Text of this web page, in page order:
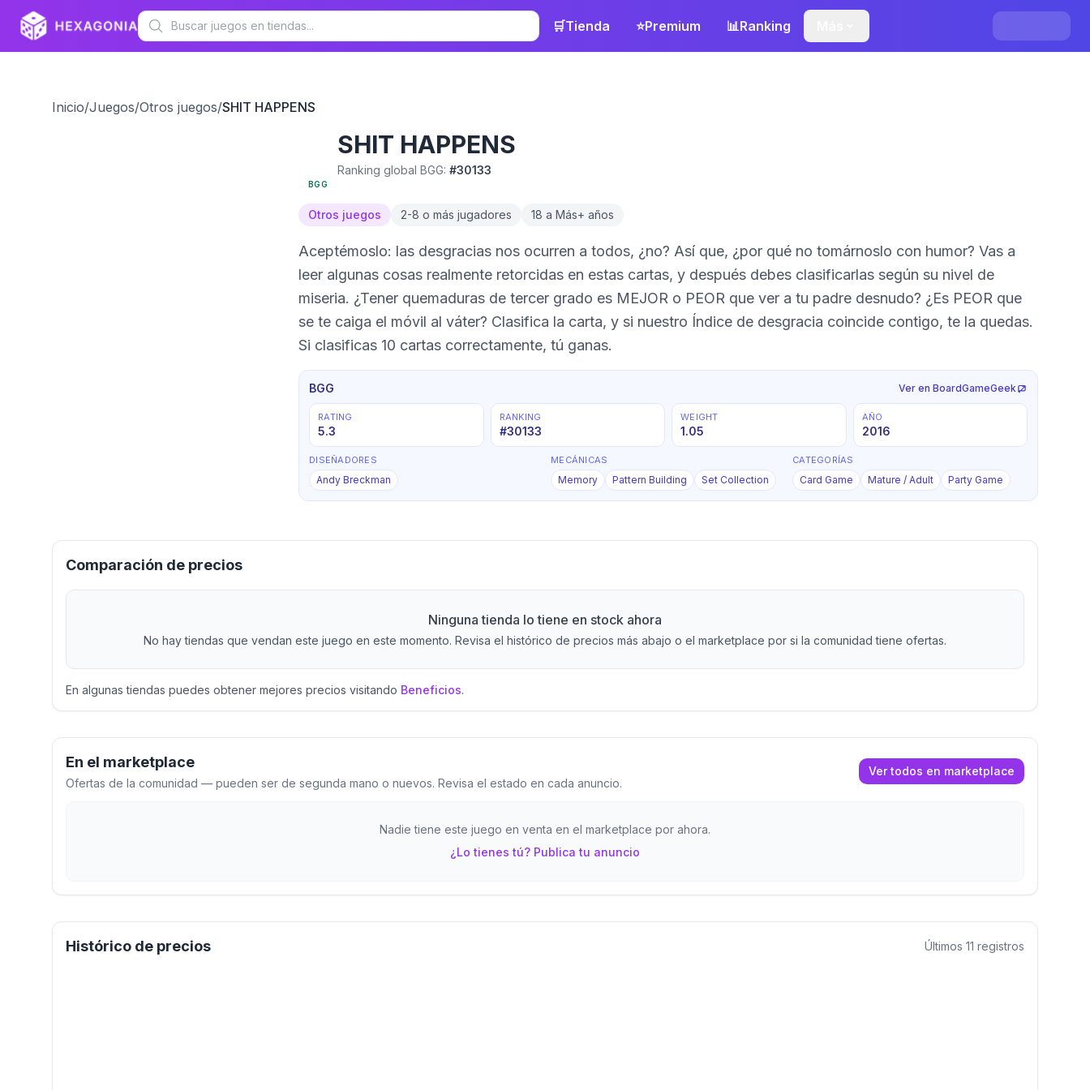
🛒Tienda ⭐Premium 📊Ranking
Inicio/Juegos/Otros juegos/SHIT HAPPENS
BGG
SHIT HAPPENS
Ranking global BGG: #30133
Otros juegos 2-8 o más jugadores 18 a Más+ años
Aceptémoslo: las desgracias nos ocurren a todos, ¿no? Así que, ¿por qué no tomárnoslo con humor? Vas a
leer algunas cosas realmente retorcidas en estas cartas, y después debes clasificarlas según su nivel de
miseria. ¿Tener quemaduras de tercer grado es MEJOR o PEOR que ver a tu padre desnudo? ¿Es PEOR que
se te caiga el móvil al váter? Clasifica la carta, y si nuestro Índice de desgracia coincide contigo, te la quedas.
Si clasificas 10 cartas correctamente, tú ganas.
BGG Ver en BoardGameGeek
RATING
5.3
RANKING
#30133
WEIGHT
1.05
AÑO
2016
DISEÑADORES
Andy Breckman
MECÁNICAS
Memory Pattern Building Set Collection
CATEGORÍAS
Card Game Mature / Adult Party Game
Comparación de precios
Ninguna tienda lo tiene en stock ahora
No hay tiendas que vendan este juego en este momento. Revisa el histórico de precios más abajo o el marketplace por si la comunidad tiene ofertas.
En algunas tiendas puedes obtener mejores precios visitando Beneficios.
En el marketplace
Ofertas de la comunidad — pueden ser de segunda mano o nuevos. Revisa el estado en cada anuncio.
Ver todos en marketplace
Nadie tiene este juego en venta en el marketplace por ahora.
¿Lo tienes tú? Publica tu anuncio
Histórico de precios Últimos 11 registros